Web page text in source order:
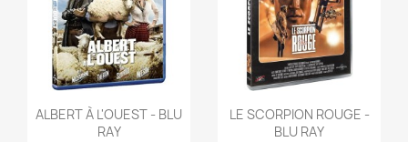
Aperçu rapide
ALBERT À L'OUEST - BLU
RAY
Aperçu rapide
LE SCORPION ROUGE -
BLU RAY
Créer une liste d'envies
Nom de la liste d'envies